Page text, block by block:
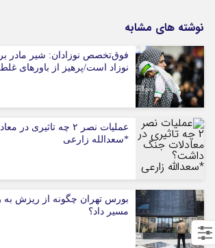
نوشته های مشابه
فوق‌تخصص نوزادان: شیر مادر
نوزاد است/پرهیز از باورهای
عملیات نصر ۲ چه
*سعدالله زارعی
بورس تهران چگونه از ریزش به
مسیر داد؟